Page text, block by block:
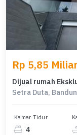
Rp 5,85 Miliar
Dijual rumah
Setra Duta,
Kamar Tidur
4